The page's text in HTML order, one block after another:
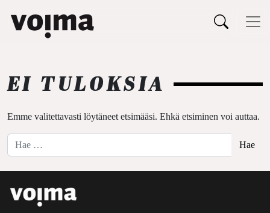
Päävalikko
EI TULOKSIA
Emme valitettavasti löytäneet etsimääsi. Ehkä etsiminen voi auttaa.
Hae: